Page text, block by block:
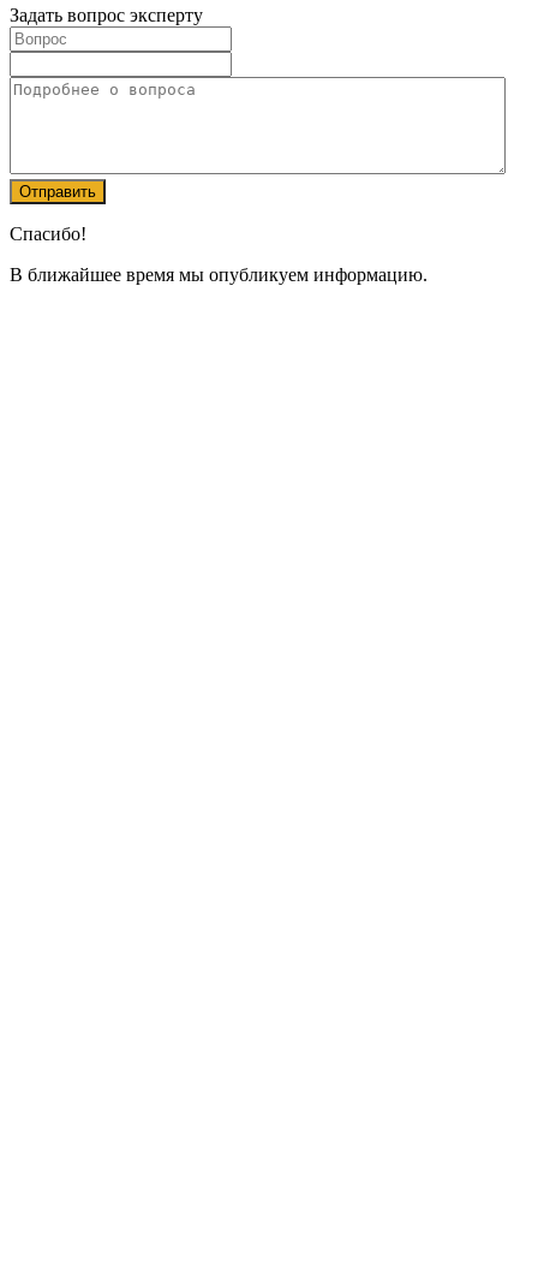
Задать вопрос эксперту
Спасибо!
В ближайшее время мы опубликуем информацию.